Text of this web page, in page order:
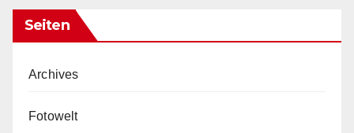
Seiten
Archives
Fotowelt